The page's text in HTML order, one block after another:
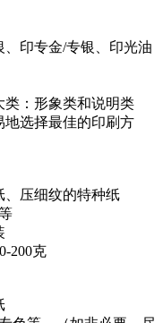
印专金/专银、印光油
类：形象类和说明类
地选择最佳的印刷方
、压细纹的特种纸
200克